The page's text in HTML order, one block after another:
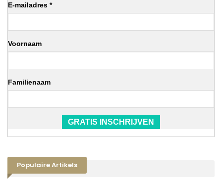
E-mailadres *
Voornaam
Familienaam
GRATIS INSCHRIJVEN
Populaire Artikels